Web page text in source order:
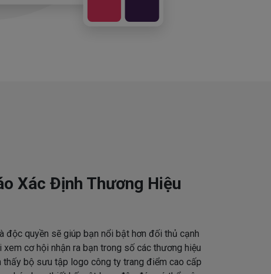
Xác Định Thương Hiệu
độc quyền sẽ giúp bạn nổi bật hơn đối thủ cạnh
cơ hội nhận ra bạn trong số các thương hiệu
thấy bộ sưu tập logo công ty trang điểm cao cấp